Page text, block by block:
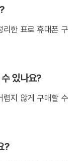
리한 표로 휴대폰 구
있나요?
렵지 않게 구매할 수
?